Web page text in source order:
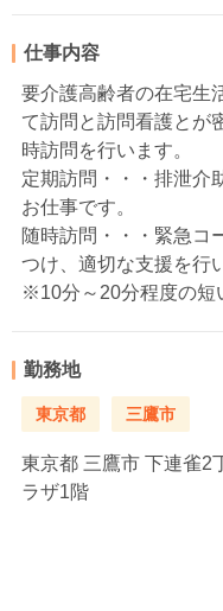
仕事内容
要介護高齢者の在宅生
て訪問と訪問看護とが
時訪問を行います。
定期訪問・・・排泄介
お仕事です。
随時訪問・・・緊急コ
つけ、適切な支援を行
※10分～20分程度の短
勤務地
東京都 三鷹市
東京都 三鷹市 下連雀2
ラザ1階